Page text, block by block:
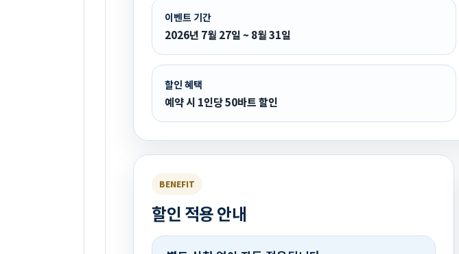
이벤트 기간
2026년 7월 27일 ~ 8월 31일
할인 혜택
예약 시 1인당 50바트 할인
BENEFIT
할인 적용 안내